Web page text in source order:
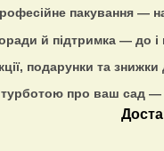
пакування —
й підтримка — до і
подарунки та знижки
про ваш сад —